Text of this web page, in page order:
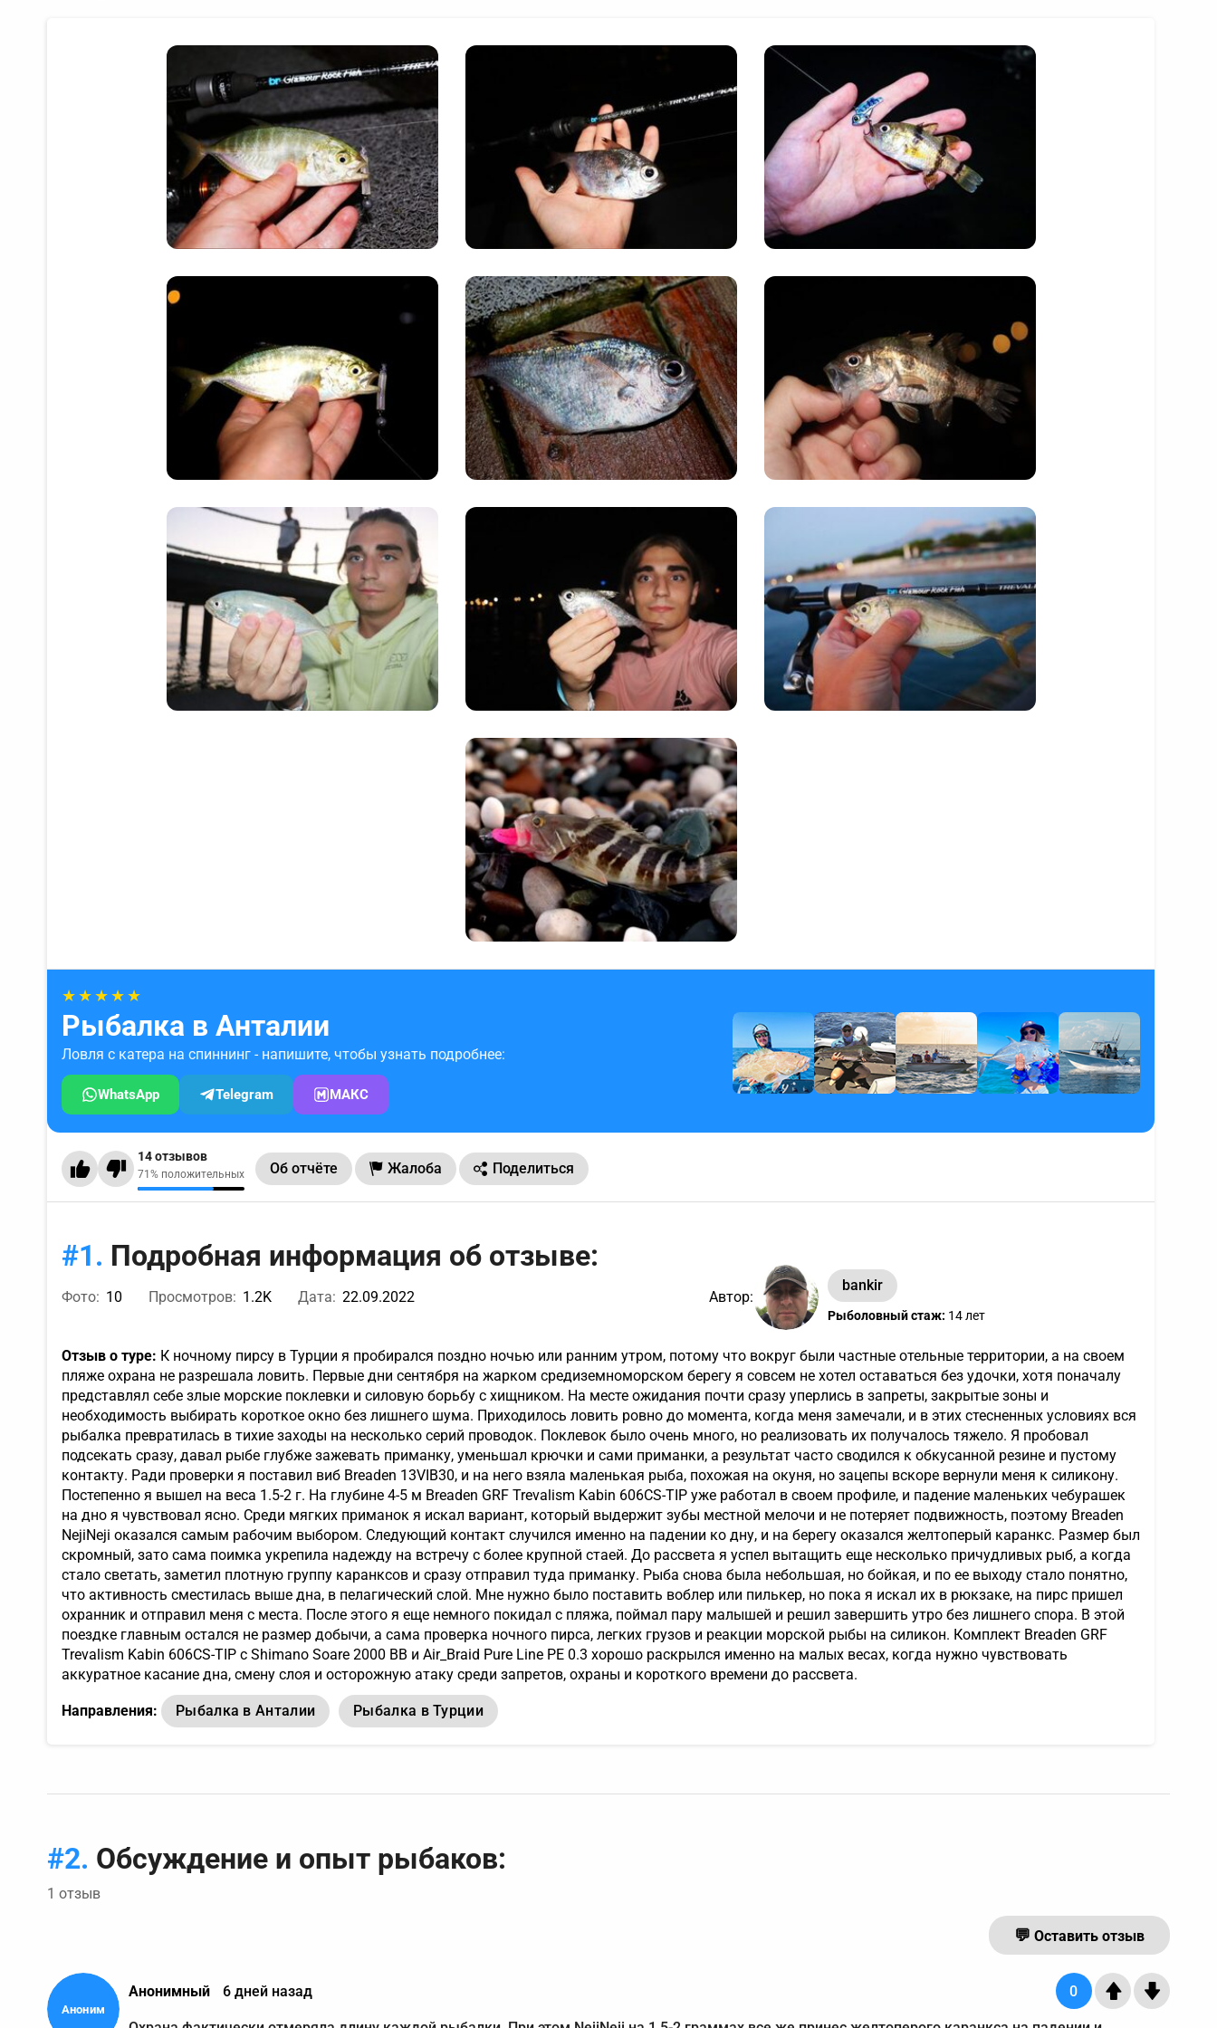
★★★★★
Рыбалка в Анталии
Ловля с катера на спиннинг - напишите, чтобы узнать подробнее:
WhatsApp Telegram МАКС
14 отзывов
71% положительных Об отчёте Жалоба Поделиться
Автор:
bankir
Рыболовный стаж: 14 лет
Подробная информация об отзыве:
Фото: 10 Просмотров: 1.2K Дата: 22.09.2022
Отзыв о туре: К ночному пирсу в Турции я пробирался поздно ночью или ранним утром, потому что вокруг были частные отельные территории, а на своем
пляже охрана не разрешала ловить. Первые дни сентября на жарком средиземноморском берегу я совсем не хотел оставаться без удочки, хотя поначалу
представлял себе злые морские поклевки и силовую борьбу с хищником. На месте ожидания почти сразу уперлись в запреты, закрытые зоны и
необходимость выбирать короткое окно без лишнего шума. Приходилось ловить ровно до момента, когда меня замечали, и в этих стесненных условиях вся
рыбалка превратилась в тихие заходы на несколько серий проводок. Поклевок было очень много, но реализовать их получалось тяжело. Я пробовал
подсекать сразу, давал рыбе глубже зажевать приманку, уменьшал крючки и сами приманки, а результат часто сводился к обкусанной резине и пустому
контакту. Ради проверки я поставил виб Breaden 13VIB30, и на него взяла маленькая рыба, похожая на окуня, но зацепы вскоре вернули меня к силикону.
Постепенно я вышел на веса 1.5-2 г. На глубине 4-5 м Breaden GRF Trevalism Kabin 606CS-TIP уже работал в своем профиле, и падение маленьких чебурашек
на дно я чувствовал ясно. Среди мягких приманок я искал вариант, который выдержит зубы местной мелочи и не потеряет подвижность, поэтому Breaden
NejiNeji оказался самым рабочим выбором. Следующий контакт случился именно на падении ко дну, и на берегу оказался желтоперый каранкс. Размер был
скромный, зато сама поимка укрепила надежду на встречу с более крупной стаей. До рассвета я успел вытащить еще несколько причудливых рыб, а когда
стало светать, заметил плотную группу каранксов и сразу отправил туда приманку. Рыба снова была небольшая, но бойкая, и по ее выходу стало понятно,
что активность сместилась выше дна, в пелагический слой. Мне нужно было поставить воблер или пилькер, но пока я искал их в рюкзаке, на пирс пришел
охранник и отправил меня с места. После этого я еще немного покидал с пляжа, поймал пару малышей и решил завершить утро без лишнего спора. В этой
поездке главным остался не размер добычи, а сама проверка ночного пирса, легких грузов и реакции морской рыбы на силикон. Комплект Breaden GRF
Trevalism Kabin 606CS-TIP с Shimano Soare 2000 BB и Air_Braid Pure Line PE 0.3 хорошо раскрылся именно на малых весах, когда нужно чувствовать
аккуратное касание дна, смену слоя и осторожную атаку среди запретов, охраны и короткого времени до рассвета.
Направления: Рыбалка в Анталии Рыбалка в Турции
Обсуждение и опыт рыбаков:
1 отзыв
Оставить отзыв
0
Анонимный 6 дней назад